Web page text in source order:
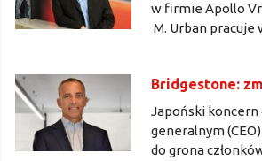
w firmie Apollo
M. Urban pracuje
Bridgestone:
Japoński
generalnym
do grona